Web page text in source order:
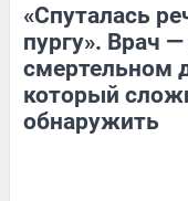
«Спуталась
пургу». Врач —
смертельном
который
обнаружить